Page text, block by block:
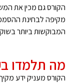
המבוקשות ביותר
מה תלמדו
הקורס מעניק ידע